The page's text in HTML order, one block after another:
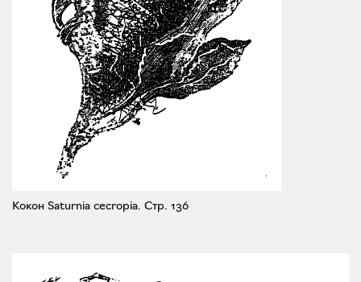
Кокон Saturnia cecropia. Стр. 136